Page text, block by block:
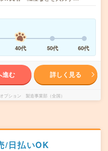
40代 50代 60代
進む 詳しく見る
プション 製造事業部（全国）
/日払いOK